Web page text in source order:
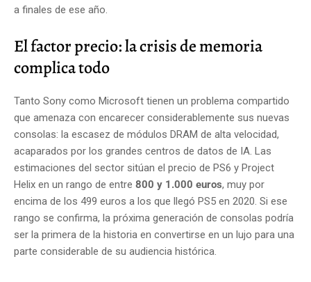
a finales de ese año.
El factor precio: la crisis de memoria
complica todo
Tanto Sony como Microsoft tienen un problema compartido
que amenaza con encarecer considerablemente sus nuevas
consolas: la escasez de módulos DRAM de alta velocidad,
acaparados por los grandes centros de datos de IA. Las
estimaciones del sector sitúan el precio de PS6 y Project
Helix en un rango de entre 800 y 1.000 euros, muy por
encima de los 499 euros a los que llegó PS5 en 2020. Si ese
rango se confirma, la próxima generación de consolas podría
ser la primera de la historia en convertirse en un lujo para una
parte considerable de su audiencia histórica.